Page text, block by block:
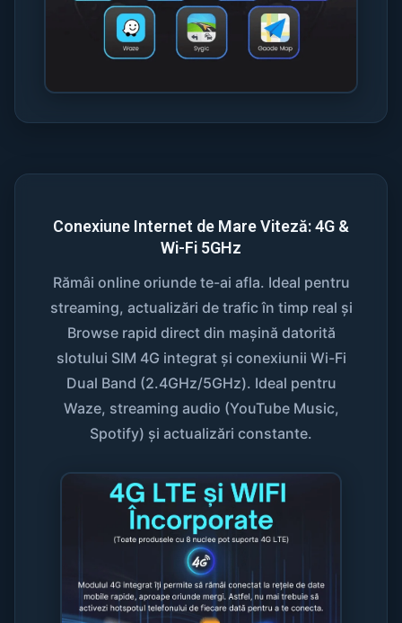
Conexiune Internet de Mare Viteză: 4G &
Wi-Fi 5GHz
Rămâi online oriunde te-ai afla. Ideal pentru
streaming, actualizări de trafic în timp real și
Browse rapid direct din mașină datorită
slotului SIM 4G integrat și conexiunii Wi-Fi
Dual Band (2.4GHz/5GHz). Ideal pentru
Waze, streaming audio (YouTube Music,
Spotify) și actualizări constante.